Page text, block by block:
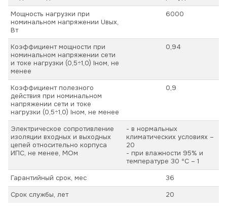
Мощность нагрузки при
номинальном напряжении Uвых,
Вт
6000
Коэффициент мощности при
номинальном напряжении сети
и токе нагрузки (0,5÷1,0) Iном, не
менее
0,94
Коэффициент полезного
действия при номинальном
напряжении сети и токе
нагрузки (0,5÷1,0) Iном, не менее
0,9
Электрическое сопротивление
изоляции входных и выходных
цепей относительно корпуса
ИПС, не менее, МОм
- в нормальных
климатических условиях –
20
- при влажности 95% и
температуре 30 ºС – 1
Гарантийный срок, мес
36
Срок службы, лет
20